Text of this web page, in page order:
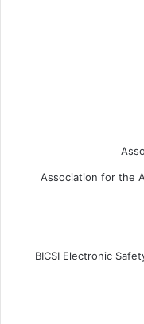
Association for the
BICSI Electronic